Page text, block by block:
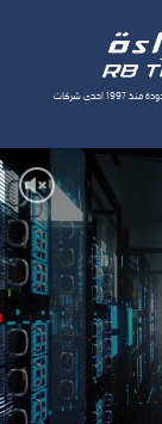
شركة البراءة للاتصالات المحدودة منذ 1997 احدى شركات